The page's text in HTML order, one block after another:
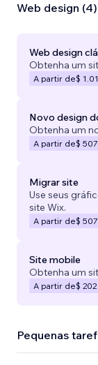
Web design (4)
Web design
Obtenha um
A partir de$
Novo design
Obtenha um
A partir de$ 507
Migrar site
Use seus
site Wix.
A partir de$ 507
Site mobile
Obtenha um
A partir de$ 202
Pequenas